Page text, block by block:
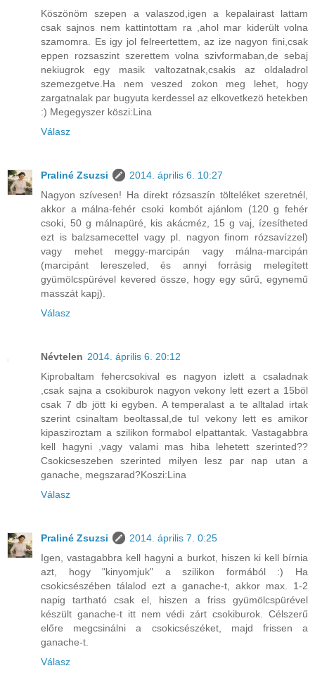
Köszönöm szepen a valaszod,igen a kepalairast lattam
csak sajnos nem kattintottam ra ,ahol mar kiderült volna
szamomra. Es igy jol felreertettem, az ize nagyon fini,csak
eppen rozsaszint szerettem volna szivformaban,de sebaj
nekiugrok egy masik valtozatnak,csakis az oldaladrol
szemezgetve.Ha nem veszed zokon meg lehet, hogy
zargatnalak par bugyuta kerdessel az elkovetkezö hetekben
:) Megegyszer köszi:Lina
Válasz
Praliné Zsuzsi
2014. április 6. 10:27
Nagyon szívesen! Ha direkt rózsaszín tölteléket szeretnél,
akkor a málna-fehér csoki kombót ajánlom (120 g fehér
csoki, 50 g málnapüré, kis akácméz, 15 g vaj, ízesítheted
ezt is balzsamecettel vagy pl. nagyon finom rózsavízzel)
vagy mehet meggy-marcipán vagy málna-marcipán
(marcipánt lereszeled, és annyi forrásig melegített
gyümölcspürével kevered össze, hogy egy sűrű, egynemű
masszát kapj).
Válasz
Névtelen 2014. április 6. 20:12
Kiprobaltam fehercsokival es nagyon izlett a csaladnak
,csak sajna a csokiburok nagyon vekony lett ezert a 15böl
csak 7 db jött ki egyben. A temperalast a te alltalad irtak
szerint csinaltam beoltassal,de tul vekony lett es amikor
kipasziroztam a szilikon formabol elpattantak. Vastagabbra
kell hagyni ,vagy valami mas hiba lehetett szerinted??
Csokicseszeben szerinted milyen lesz par nap utan a
ganache, megszarad?Koszi:Lina
Válasz
Praliné Zsuzsi
2014. április 7. 0:25
Igen, vastagabbra kell hagyni a burkot, hiszen ki kell bírnia
azt, hogy "kinyomjuk" a szilikon formából :) Ha
csokicsészében tálalod ezt a ganache-t, akkor max. 1-2
napig tartható csak el, hiszen a friss gyümölcspürével
készült ganache-t itt nem védi zárt csokiburok. Célszerű
előre megcsinálni a csokicsészéket, majd frissen a
ganache-t.
Válasz